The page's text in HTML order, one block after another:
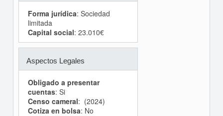
Forma jurídica: Sociedad
limitada
Capital social: 23.010€
Aspectos Legales
Obligado a presentar
cuentas: Si
Censo cameral: (2024)
Cotiza en bolsa: No